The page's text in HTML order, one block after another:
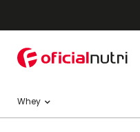
Whey